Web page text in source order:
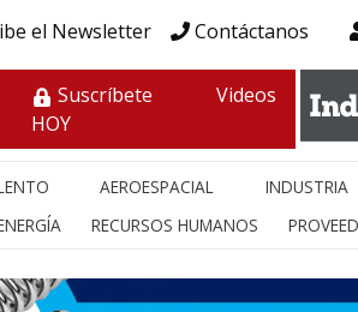
el Newsletter Contáctanos
Suscríbete
HOY
Videos
AEROESPACIAL INDUSTRIA
RECURSOS HUMANOS